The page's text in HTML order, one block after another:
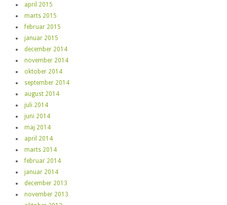
april 2015
marts 2015
februar 2015
januar 2015
december 2014
november 2014
oktober 2014
september 2014
august 2014
juli 2014
juni 2014
maj 2014
april 2014
marts 2014
februar 2014
januar 2014
december 2013
november 2013